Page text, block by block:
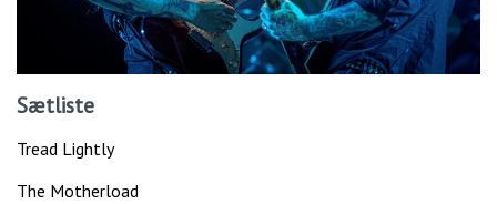
Sætliste
Tread Lightly
The Motherload